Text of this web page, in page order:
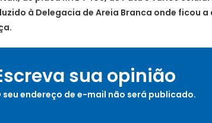
à Delegacia de Areia Branca onde ficou
sua opinião
seu endereço de e-mail não será publicado.